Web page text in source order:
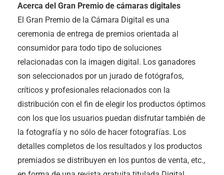
Acerca del Gran Premio de cámaras digitales
El Gran Premio de la Cámara Digital es una
ceremonia de entrega de premios orientada al
consumidor para todo tipo de soluciones
relacionadas con la imagen digital. Los ganadores
son seleccionados por un jurado de fotógrafos,
críticos y profesionales relacionados con la
distribución con el fin de elegir los productos óptimos
con los que los usuarios puedan disfrutar también de
la fotografía y no sólo de hacer fotografías. Los
detalles completos de los resultados y los productos
premiados se distribuyen en los puntos de venta, etc.,